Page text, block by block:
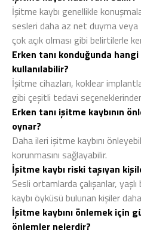
İşitme kaybı genellikle
sesleri daha az net duyma
çok açık olması gibi belirtilerle
Erken tanı konduğunda
kullanılabilir?
İşitme cihazları, koklear
gibi çeşitli tedavi
Erken tanı işitme kaybının
oynar?
Daha ileri işitme kaybını
korunmasını sağlayabilir.
İşitme kaybı riski taşıyan
Sesli ortamlarda çalışanlar,
kaybı öyküsü bulunan kişiler
İşitme kaybını önlemek için
önlemler nelerdir?